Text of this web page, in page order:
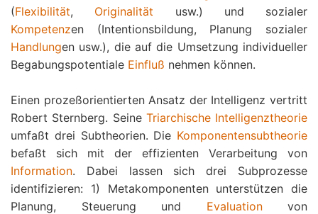
(Flexibilität, Originalität usw.) und sozialer
Kompetenzen (Intentionsbildung, Planung sozialer
Handlungen usw.), die auf die Umsetzung individueller
Begabungspotentiale Einfluß nehmen können.
Einen prozeßorientierten Ansatz der Intelligenz vertritt
Robert Sternberg. Seine Triarchische Intelligenztheorie
umfaßt drei Subtheorien. Die Komponentensubtheorie
befaßt sich mit der effizienten Verarbeitung von
Information. Dabei lassen sich drei Subprozesse
identifizieren: 1) Metakomponenten unterstützen die
Planung, Steuerung und Evaluationvon